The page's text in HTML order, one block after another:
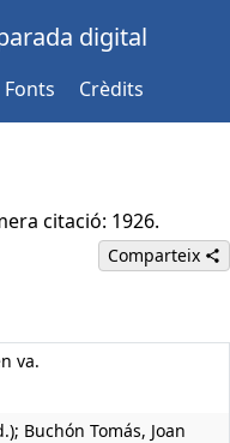
digital
Fonts Crèdits
citació: 1926.
Comparteix
va.
Buchón Tomás, Joan